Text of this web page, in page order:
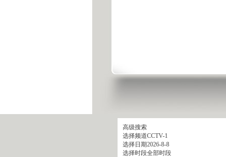
高级搜索
选择频道CCTV-1
选择日期2026-8-8
选择时段全部时段